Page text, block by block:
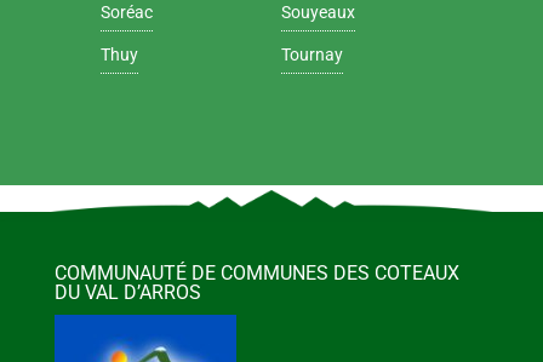
Soréac Souyeaux
Thuy Tournay
COMMUNAUTÉ DE COMMUNES DES COTEAUX
DU VAL D’ARROS